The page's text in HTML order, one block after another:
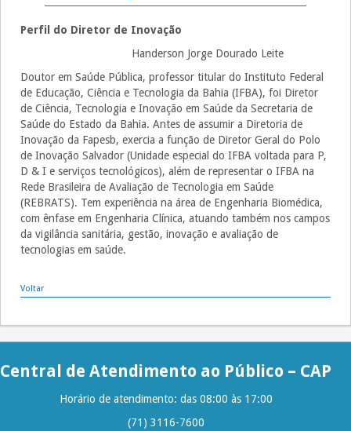
Perfil do Diretor de Inovação
Handerson Jorge Dourado Leite
Doutor em Saúde Pública, professor titular do Instituto Federal
de Educação, Ciência e Tecnologia da Bahia (IFBA), foi Diretor
de Ciência, Tecnologia e Inovação em Saúde da Secretaria de
Saúde do Estado da Bahia. Antes de assumir a Diretoria de
Inovação da Fapesb, exercia a função de Diretor Geral do Polo
de Inovação Salvador (Unidade especial do IFBA voltada para P,
D & I e serviços tecnológicos), além de representar o IFBA na
Rede Brasileira de Avaliação de Tecnologia em Saúde
(REBRATS). Tem experiência na área de Engenharia Biomédica,
com ênfase em Engenharia Clínica, atuando também nos campos
da vigilância sanitária, gestão, inovação e avaliação de
tecnologias em saúde.
Voltar
Central de Atendimento ao Público – CAP
Horário de atendimento: das 08:00 às 17:00
(71) 3116-7600